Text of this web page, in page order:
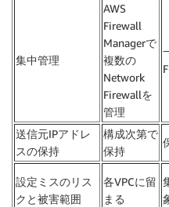
集中管理
AWS
Firewall
Managerで
複数の
Network
Firewallを
管理
送信元IPアドレ
スの保持
構成次第で
保持
設定ミスのリス
クと被害範囲
各VPCに留
まる